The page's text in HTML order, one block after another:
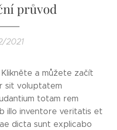
průvod
2021
a můžete začít
sit voluptatem
totam rem
illo inventore veritatis et
dicta sunt explicabo